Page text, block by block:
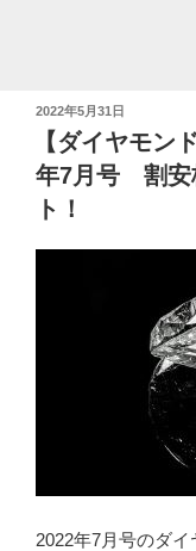
投
日:
2022年5月31日
【ダイヤモン
年7月号 割安
ト！
2022年7月号のダ